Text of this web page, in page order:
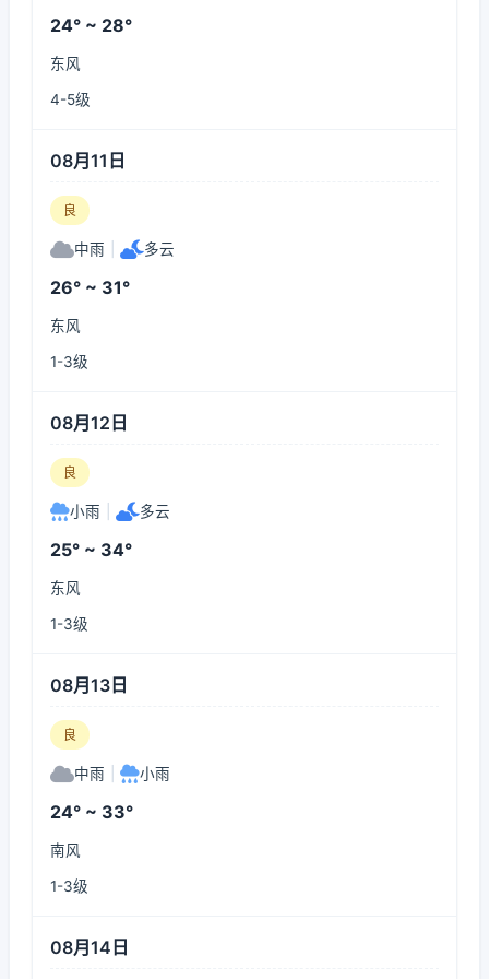
24° ~ 28°
东风
4-5级
08月11日
良
中雨 多云
26° ~ 31°
东风
1-3级
08月12日
良
小雨 多云
25° ~ 34°
东风
1-3级
08月13日
良
中雨 小雨
24° ~ 33°
南风
1-3级
08月14日